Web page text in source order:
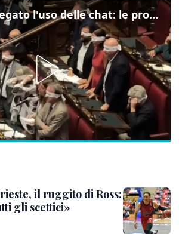
Delmastro, negato l'uso delle chat: le proteste di Avs e M5s
il ruggito di Ross:
gli scettici»